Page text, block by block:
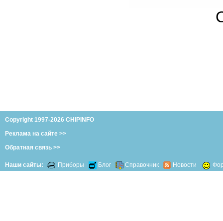
Copyright 1997-2026 CHIPINFO
Реклама на сайте >>
Обратная связь >>
Наши сайты: Приборы Блог Справочник Новости